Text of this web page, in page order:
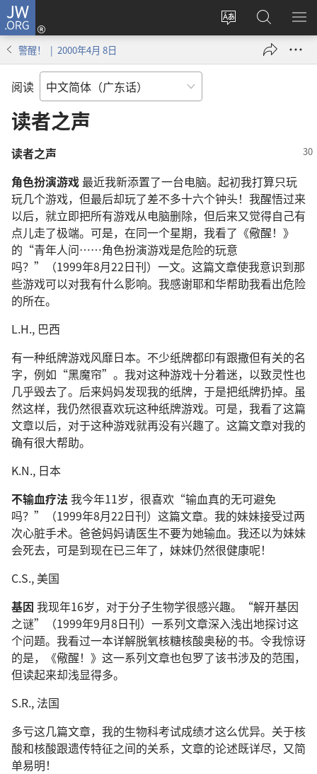
JW.ORG
更
登
录
（打
搜
索
JW.ORG
显
警醒！ | 2000年4月 8日
阅读
读者之声
读者之声
角色扮演游戏最近我新添置了一台电脑。起初我打算只玩
玩几个游戏，但最后却玩了差不多十六个钟头！我醒悟过来
以后，就立即把所有游戏从电脑删除，但后来又觉得自己有
点儿走了极端。可是，在同一个星期，我看了《儆醒！》
的“青年人问……角色扮演游戏是危险的玩意
吗？”（1999年8月22日刊）一文。这篇文章使我意识到那
些游戏可以对我有什么影响。我感谢耶和华帮助我看出危险
的所在。
L.H., 巴西
有一种纸牌游戏风靡日本。不少纸牌都印有跟撒但有关的名
字，例如“黑魔帘”。我对这种游戏十分着迷，以致灵性也
几乎毁去了。后来妈妈发现我的纸牌，于是把纸牌扔掉。虽
然这样，我仍然很喜欢玩这种纸牌游戏。可是，我看了这篇
文章以后，对于这种游戏就再没有兴趣了。这篇文章对我的
确有很大帮助。
K.N., 日本
不输血疗法 我今年11岁，很喜欢“输血真的无可避免
吗？”（1999年8月22日刊）这篇文章。我的妹妹接受过两
次心脏手术。爸爸妈妈请医生不要为她输血。我还以为妹妹
会死去，可是到现在已三年了，妹妹仍然很健康呢！
C.S., 美国
基因 我现年16岁，对于分子生物学很感兴趣。“解开基因
之谜”（1999年9月8日刊）一系列文章深入浅出地探讨这
个问题。我看过一本详解脱氧核糖核酸奥秘的书。令我惊讶
的是，《儆醒！》这一系列文章也包罗了该书涉及的范围，
但读起来却浅显得多。
S.R., 法国
多亏这几篇文章，我的生物科考试成绩才这么优异。关于核
酸和核酸跟遗传特征之间的关系，文章的论述既详尽，又简
单易明！